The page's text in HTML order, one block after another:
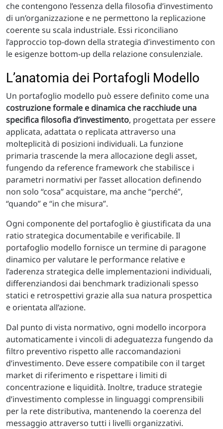
che contengono l’essenza della filosofia d’investimento
di un’organizzazione e ne permettono la replicazione
coerente su scala industriale. Essi riconciliano
l’approccio top-down della strategia d’investimento con
le esigenze bottom-up della relazione consulenziale.
L’anatomia dei Portafogli Modello
Un portafoglio modello può essere definito come una
costruzione formale e dinamica che racchiude una
specifica filosofia d’investimento, progettata per essere
applicata, adattata o replicata attraverso una
molteplicità di posizioni individuali. La funzione
primaria trascende la mera allocazione degli asset,
fungendo da reference framework che stabilisce i
parametri normativi per l’asset allocation definendo
non solo “cosa” acquistare, ma anche “perché”,
“quando” e “in che misura”.
Ogni componente del portafoglio è giustificata da una
ratio strategica documentabile e verificabile. Il
portafoglio modello fornisce un termine di paragone
dinamico per valutare le performance relative e
l’aderenza strategica delle implementazioni individuali,
differenziandosi dai benchmark tradizionali spesso
statici e retrospettivi grazie alla sua natura prospettica
e orientata all’azione.
Dal punto di vista normativo, ogni modello incorpora
automaticamente i vincoli di adeguatezza fungendo da
filtro preventivo rispetto alle raccomandazioni
d’investimento. Deve essere compatibile con il target
market di riferimento e rispettare i limiti di
concentrazione e liquidità. Inoltre, traduce strategie
d’investimento complesse in linguaggi comprensibili
per la rete distributiva, mantenendo la coerenza del
messaggio attraverso tutti i livelli organizzativi.